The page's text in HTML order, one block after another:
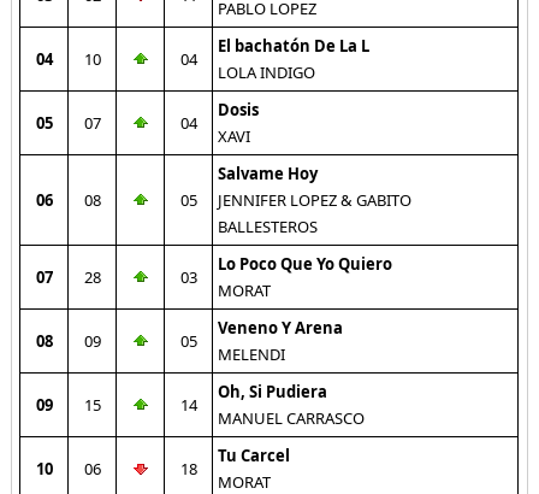
PABLO LOPEZ
04 10 04
El bachatón De La L
LOLA INDIGO
05 07 04
Dosis
XAVI
06 08 05
Salvame Hoy
JENNIFER LOPEZ & GABITO
BALLESTEROS
07 28 03
Lo Poco Que Yo Quiero
MORAT
08 09 05
Veneno Y Arena
MELENDI
09 15 14
Oh, Si Pudiera
MANUEL CARRASCO
10 06 18
Tu Carcel
MORAT